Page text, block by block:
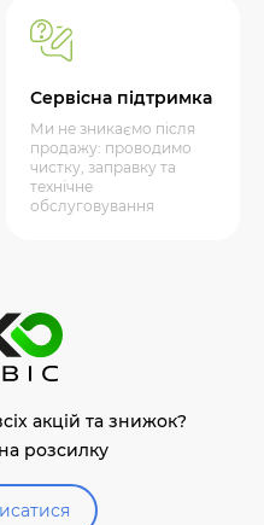
Сервісна підтримка
Ми не зникаємо після
продажу: проводимо
чистку, заправку та
технічне
обслуговування
акцій та знижок?
розсилку